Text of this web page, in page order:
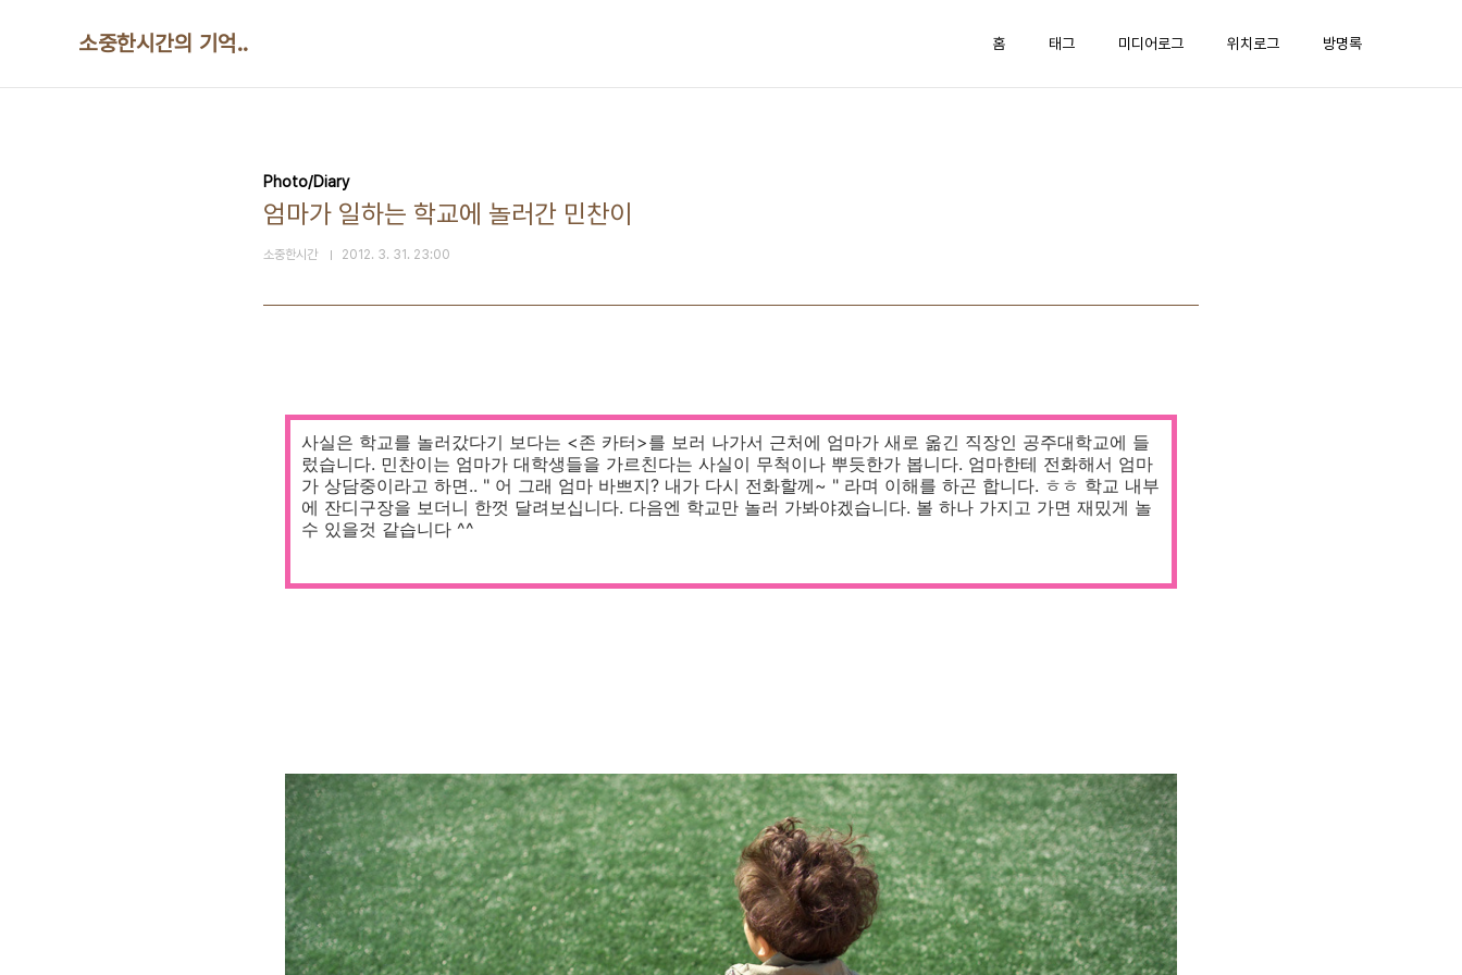
소중한시간의 기억.. 홈 태그 미디어로그 위치로그 방명록
Photo/Diary
엄마가 일하는 학교에 놀러간 민찬이
소중한시간 2012. 3. 31. 23:00
사실은 학교를 놀러갔다기 보다는 <존 카터>를 보러 나가서 근처에 엄마가 새로 옮긴 직장인 공주대학교에 들
렀습니다. 민찬이는 엄마가 대학생들을 가르친다는 사실이 무척이나 뿌듯한가 봅니다. 엄마한테 전화해서 엄마
가 상담중이라고 하면.. " 어 그래 엄마 바쁘지? 내가 다시 전화할께~ " 라며 이해를 하곤 합니다. ㅎㅎ 학교 내부
에 잔디구장을 보더니 한껏 달려보십니다. 다음엔 학교만 놀러 가봐야겠습니다. 볼 하나 가지고 가면 재밌게 놀
수 있을것 같습니다 ^^